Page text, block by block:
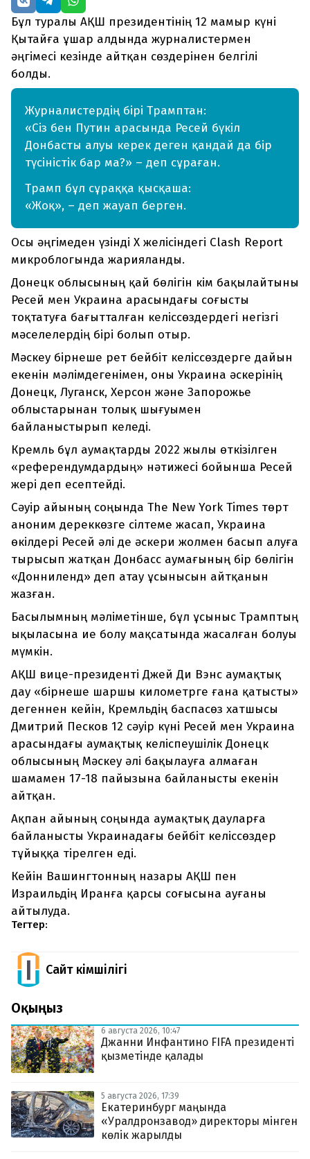
Бұл туралы АҚШ президентінің 12 мамыр күні
Қытайға ұшар алдында журналистермен
әңгімесі кезінде айтқан сөздерінен белгілі
болды.
Журналистердің бірі Трамптан:
«Сіз бен Путин арасында Ресей бүкіл
Донбасты алуы керек деген қандай да бір
түсіністік бар ма?» – деп сұраған.
Трамп бұл сұраққа қысқаша:
«Жоқ», – деп жауап берген.
Осы әңгімеден үзінді X желісіндегі Clash Report
микроблогында жарияланды.
Донецк облысының қай бөлігін кім бақылайтыны
Ресей мен Украина арасындағы соғысты
тоқтатуға бағытталған келіссөздердегі негізгі
мәселелердің бірі болып отыр.
Мәскеу бірнеше рет бейбіт келіссөздерге дайын
екенін мәлімдегенімен, оны Украина әскерінің
Донецк, Луганск, Херсон және Запорожье
облыстарынан толық шығуымен
байланыстырып келеді.
Кремль бұл аумақтарды 2022 жылы өткізілген
«референдумдардың» нәтижесі бойынша Ресей
жері деп есептейді.
Сәуір айының соңында The New York Times төрт
аноним дереккөзге сілтеме жасап, Украина
өкілдері Ресей әлі де әскери жолмен басып алуға
тырысып жатқан Донбасс аумағының бір бөлігін
«Донниленд» деп атау ұсынысын айтқанын
жазған.
Басылымның мәліметінше, бұл ұсыныс Трамптың
ықыласына ие болу мақсатында жасалған болуы
мүмкін.
АҚШ вице-президенті Джей Ди Вэнс аумақтық
дау «бірнеше шаршы километрге ғана қатысты»
дегеннен кейін, Кремльдің баспасөз хатшысы
Дмитрий Песков 12 сәуір күні Ресей мен Украина
арасындағы аумақтық келіспеушілік Донецк
облысының Мәскеу әлі бақылауға алмаған
шамамен 17-18 пайызына байланысты екенін
айтқан.
Ақпан айының соңында аумақтық дауларға
байланысты Украинадағы бейбіт келіссөздер
тұйыққа тірелген еді.
Кейін Вашингтонның назары АҚШ пен
Израильдің Иранға қарсы соғысына ауғаны
айтылуда.
Тегтер:
Сайт Әкімшілігі
Оқыңыз
6 августа 2026, 10:47
Джанни Инфантино FIFA президенті
қызметінде қалады
5 августа 2026, 17:39
Екатеринбург маңында
«Уралдронзавод» директоры мінген
көлік жарылды